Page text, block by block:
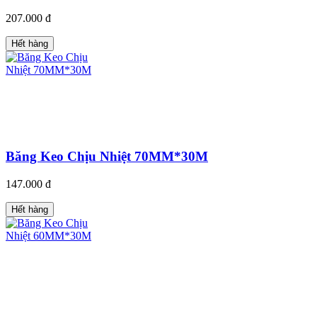
207.000 đ
Hết hàng
Băng Keo Chịu Nhiệt 70MM*30M
147.000 đ
Hết hàng